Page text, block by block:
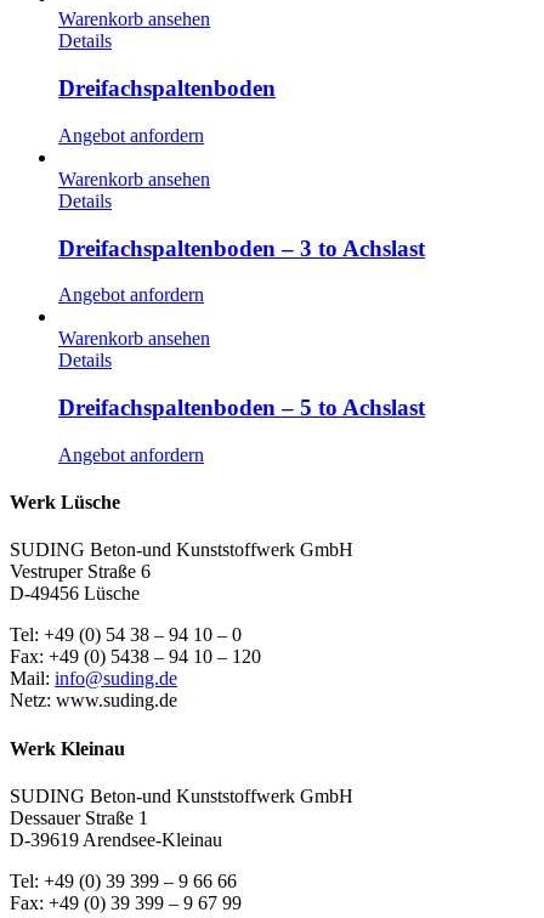
Warenkorb ansehen
Details
Dreifachspaltenboden
Angebot anfordern
Warenkorb ansehen
Details
Dreifachspaltenboden – 3 to Achslast
Angebot anfordern
Warenkorb ansehen
Details
Dreifachspaltenboden – 5 to Achslast
Angebot anfordern
Werk Lüsche
SUDING Beton-und Kunststoffwerk GmbH
Vestruper Straße 6
D-49456 Lüsche
Tel: +49 (0) 54 38 – 94 10 – 0
Fax: +49 (0) 5438 – 94 10 – 120
Mail: info@suding.de
Netz: www.suding.de
Werk Kleinau
SUDING Beton-und Kunststoffwerk GmbH
Dessauer Straße 1
D-39619 Arendsee-Kleinau
Tel: +49 (0) 39 399 – 9 66 66
Fax: +49 (0) 39 399 – 9 67 99